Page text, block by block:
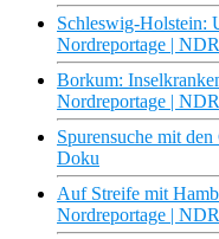
Schleswig-Holstein:
Nordreportage |
Borkum:
Nordreportage |
Spurensuche mit
Doku
Auf Streife mit
Nordreportage |